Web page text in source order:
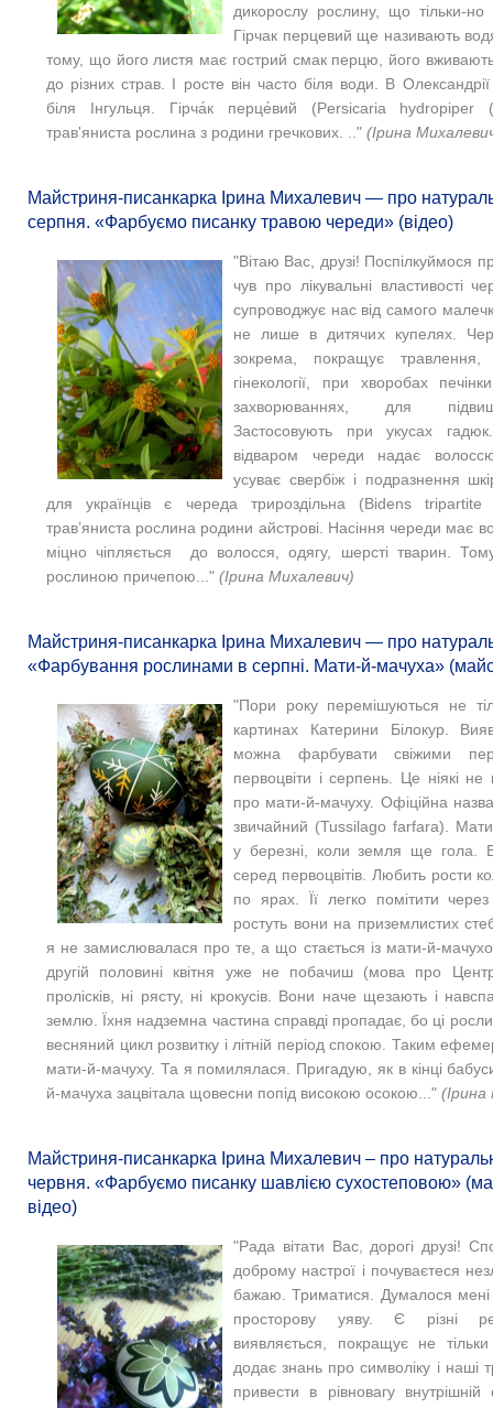
дикорослу рослину, що тільки-но
Гірчак перцевий ще називають
тому, що його листя має гострий смак перцю, його
до різних страв. І росте він часто біля води. В
біля Інгульця. Гірча́к перце́вий (Persicaria
трав'яниста рослина з родини гречкових. .." (Ірина
Майстриня-писанкарка Ірина Михалевич — про
серпня. «Фарбуємо писанку травою череди» (відео)
"Вітаю Вас, друзі! Поспілкуймося
чув про лікувальні властивості
супроводжує нас від самого
не лише в дитячих купелях.
зокрема, покращує травлення,
гінекології, при хворобах
захворюваннях, для
Застосовують при укусах
відваром череди надає
усуває свербіж і подразнення
для українців є череда трироздільна (Bidens
трав’яниста рослина родини айстрові. Насіння череди має
міцно чіпляється до волосся, одягу, шерсті тварин.
рослиною причепою..." (Ірина Михалевич)
Майстриня-писанкарка Ірина Михалевич — про
«Фарбування рослинами в серпні. Мати-й-мачуха»
"Пори року перемішуються не
картинах Катерини Білокур.
можна фарбувати свіжими
первоцвіти і серпень. Це ніякі
про мати-й-мачуху. Офіційна
звичайний (Tussilago farfara).
у березні, коли земля ще гола.
серед первоцвітів. Любить рости
по ярах. Її легко помітити через
ростуть вони на приземлистих
я не замислювалася про те, а що стається із мати-й-
другій половині квітня уже не побачиш (мова про
пролісків, ні рясту, ні крокусів. Вони наче щезають і
землю. Їхня надземна частина справді пропадає, бо ці
весняний цикл розвитку і літній період спокою. Таким
мати-й-мачуху. Та я помилялася. Пригадую, як в кінці
й-мачуха зацвітала щовесни попід високою осокою..."
Майстриня-писанкарка Ірина Михалевич – про
червня. «Фарбуємо писанку шавлією сухостеповою»
відео)
"Рада вітати Вас, дорогі друзі!
доброму настрої і почуваєтеся
бажаю. Триматися. Думалося мені
просторову уяву. Є різні
виявляється, покращує не
додає знань про символіку і наші
привести в рівновагу внутрішній